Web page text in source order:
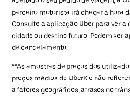
parceiro motorista irá chegar à hora
Consulte a aplicação Uber para ver a
cidade ou destino futuro. Podem ser
de cancelamento.
**As amostras de preços dos
preços médios do UberX e não
a fatores geográficos, atrasos no